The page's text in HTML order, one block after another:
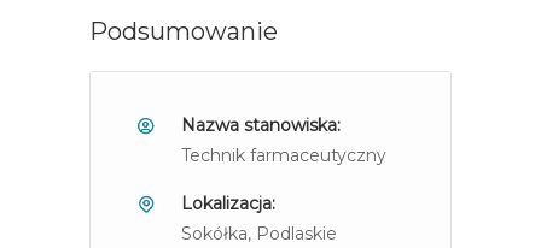
Podsumowanie
Nazwa stanowiska:
Technik farmaceutyczny
Lokalizacja:
Sokółka, Podlaskie